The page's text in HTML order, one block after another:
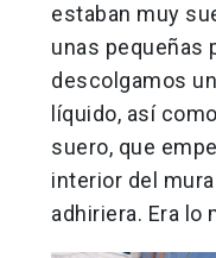
estaban muy
unas pequeñas
descolgamos
líquido, así
suero, que
interior del
adhiriera. Era lo